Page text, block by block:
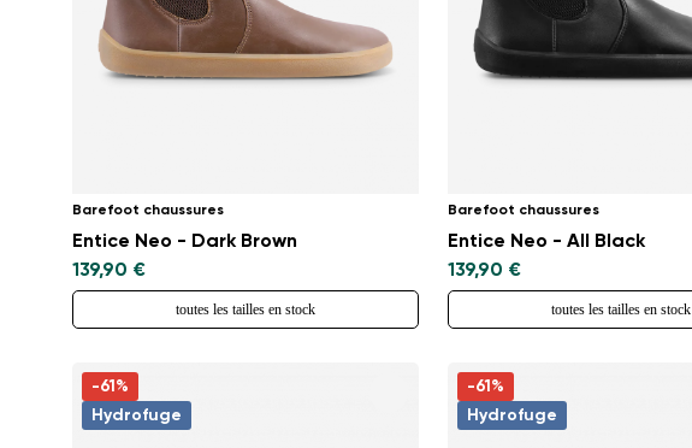
Barefoot chaussures
Entice Neo - Dark Brown
139,90 €
toutes les tailles en stock
Barefoot chaussures
Entice Neo - All Black
139,90 €
toutes les tailles en stock
-61%
Hydrofuge
-61%
Hydrofuge